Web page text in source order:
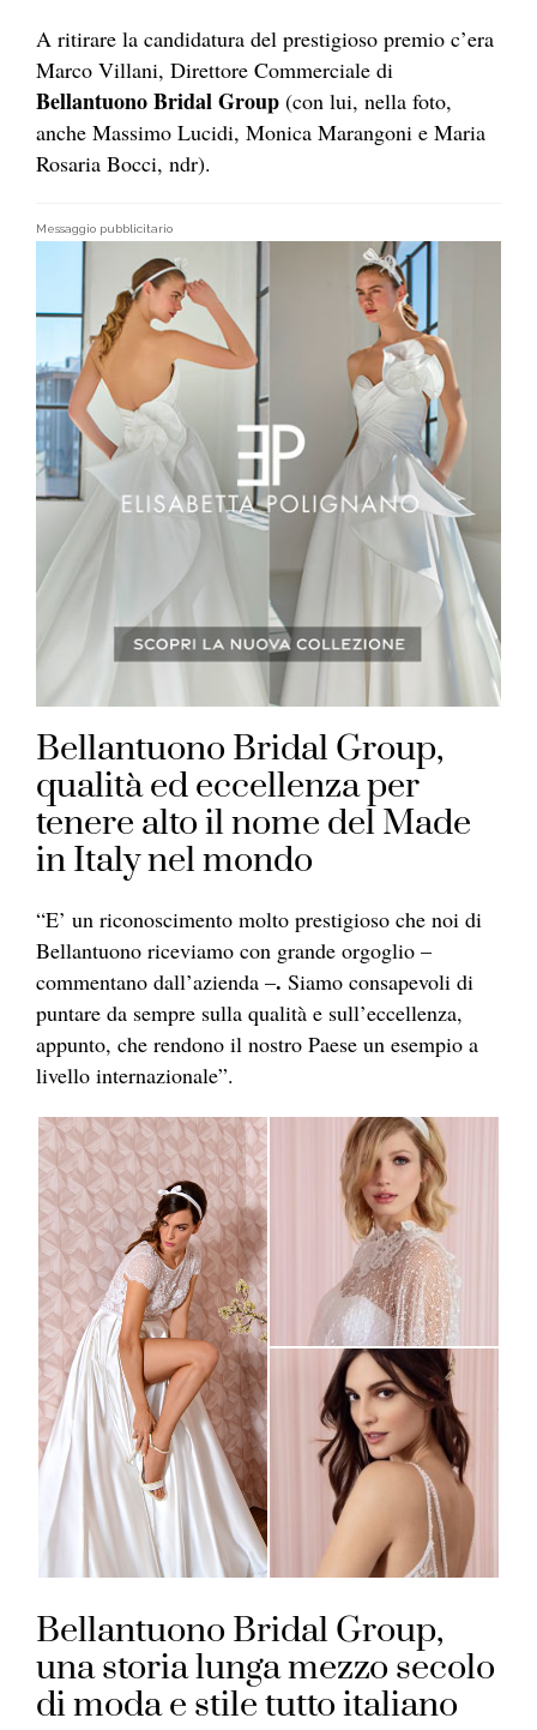
A ritirare la candidatura del prestigioso premio c’era
Marco Villani, Direttore Commerciale di
Bellantuono Bridal Group (con lui, nella foto,
anche Massimo Lucidi, Monica Marangoni e Maria
Rosaria Bocci, ndr).
Messaggio pubblicitario
Bellantuono Bridal Group,
qualità ed eccellenza per
tenere alto il nome del Made
in Italy nel mondo
“E’ un riconoscimento molto prestigioso che noi di
Bellantuono riceviamo con grande orgoglio –
commentano dall’azienda –. Siamo consapevoli di
puntare da sempre sulla qualità e sull’eccellenza,
appunto, che rendono il nostro Paese un esempio a
livello internazionale”.
Bellantuono Bridal Group,
una storia lunga mezzo secolo
di moda e stile tutto italiano